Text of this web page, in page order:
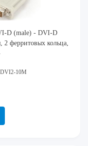
D (male) - DVI-D
2 ферритовых кольца,
DVI2-10M